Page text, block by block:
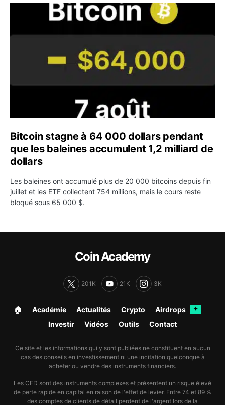
Bitcoin stagne à 64 000 dollars pendant que les
Bitcoin stagne à 64 000 dollars pendant
que les baleines accumulent 1,2 milliard de
dollars
Les baleines ont accumulé plus de 20 000 bitcoins depuis fin
juillet et les ETF collectent 754 millions, mais le cours reste
bloqué sous 65 000 $.
Coin Academy
201K 21K 3K
🏠︎ Académie Actualités Crypto Airdrops ✦
Investir Vidéos Outils Contact
Ce site et les informations qui y sont publiées ne constituent en aucun
cas des conseils en investissement ni une incitation quelconque à
acheter ou vendre des instruments financiers.
Les CFD sont des instruments complexes et présentent un risque élevé
de perte rapide en capital en raison de l'effet de levier. Entre 74 et 89 %
des comptes de clients de détail perdent de l'argent lors de la